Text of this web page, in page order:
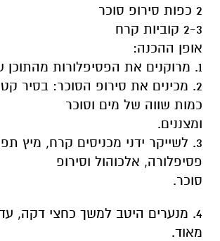
2 כפות סירופ סוכר
2-3 קוביות קרח
אופן ההכנה:
1. מרוקנים את הפסיפלורות מהתוכן שלהן.
2. מכינים את סירופ הסוכר: בסיר
כמות שווה של מים וסוכר
ומצננים.
3. לשייקר ידני מכניסים קרח, מיץ
פסיפלורה, אלכוהול וסירופ
סוכר.
4. מנערים היטב למשך כחצי דקה,
מאוד.